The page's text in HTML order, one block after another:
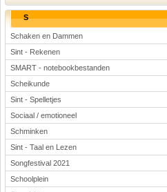
S
Schaken en Dammen
Sint - Rekenen
SMART - notebookbestanden
Scheikunde
Sint - Spelletjes
Sociaal / emotioneel
Schminken
Sint - Taal en Lezen
Songfestival 2021
Schoolplein